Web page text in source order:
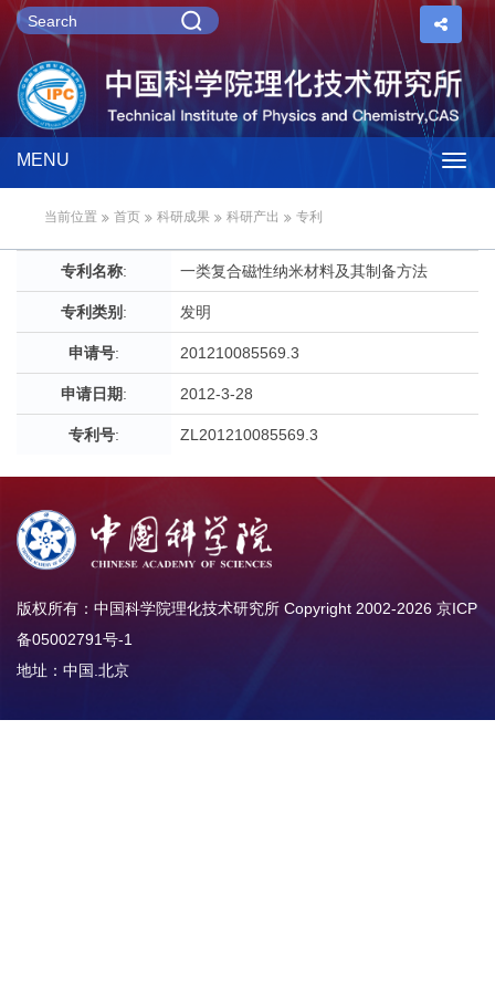
MENU
当前位置 首页 科研成果 科研产出 专利
专利名称: 一类复合磁性纳米材料及其制备方法
专利类别 : 发明
申请号: 201210085569.3
申请日期: 2012-3-28
专利号: ZL201210085569.3
版权所有：中国科学院理化技术研究所 Copyright 2002-2026 京ICP
备05002791号-1
地址：中国.北京